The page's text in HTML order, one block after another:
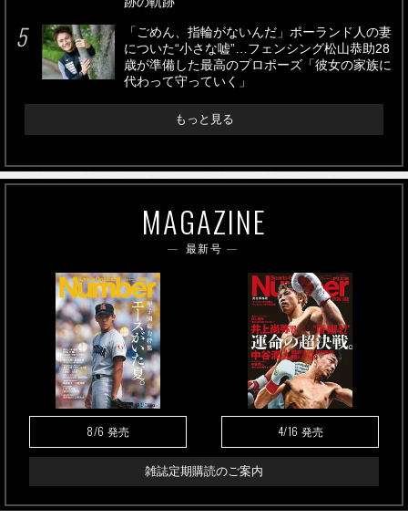
「ごめん、指輪がないんだ」ポーランド人の妻
についた“小さな嘘”…フェンシング松山恭助28
歳が準備した最高のプロポーズ「彼女の家族に
代わって守っていく」
もっと見る
MAGAZINE
最新号
8/6 発売 4/16 発売
雑誌定期購読のご案内